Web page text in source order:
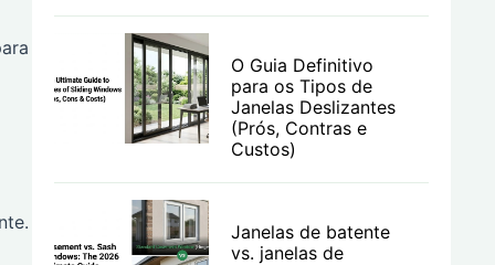
O Guia Definitivo
para os Tipos de
Janelas Deslizantes
(Prós, Contras e
Custos)
Janelas de batente
vs. janelas de